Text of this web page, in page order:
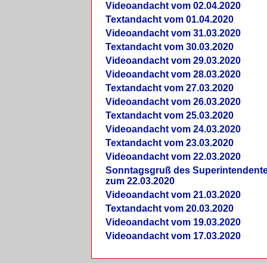
Videoandacht vom 02.04.2020
Textandacht vom 01.04.2020
Videoandacht vom 31.03.2020
Textandacht vom 30.03.2020
Videoandacht vom 29.03.2020
Videoandacht vom 28.03.2020
Textandacht vom 27.03.2020
Videoandacht vom 26.03.2020
Textandacht vom 25.03.2020
Videoandacht vom 24.03.2020
Textandacht vom 23.03.2020
Videoandacht vom 22.03.2020
Sonntagsgruß des
zum 22.03.2020
Videoandacht vom 21.03.2020
Textandacht vom 20.03.2020
Videoandacht vom 19.03.2020
Videoandacht vom 17.03.2020